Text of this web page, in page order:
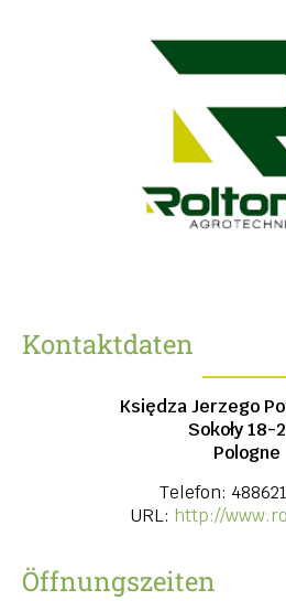
Kontaktdaten
Księdza Jerzego
Sokoły18-
Pologne
Telefon:
URL: http://
Öffnungszeiten